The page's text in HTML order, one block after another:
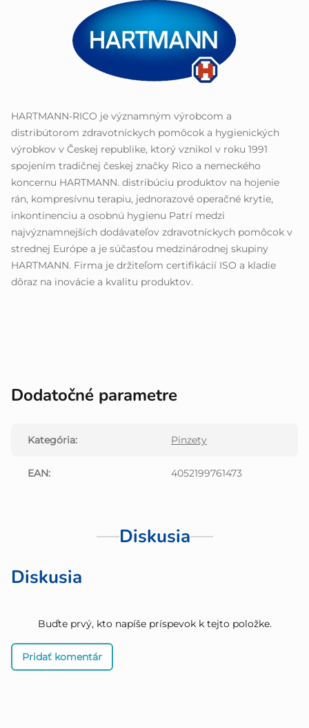
HARTMANN-RICO je významným výrobcom a
distribútorom zdravotníckych pomôcok a hygienických
výrobkov v Českej republike, ktorý vznikol v roku 1991
spojením tradičnej českej značky Rico a nemeckého
koncernu HARTMANN. distribúciu produktov na hojenie
rán, kompresívnu terapiu, jednorazové operačné krytie,
inkontinenciu a osobnú hygienu Patrí medzi
najvýznamnejších dodávateľov zdravotníckych pomôcok v
strednej Európe a je súčasťou medzinárodnej skupiny
HARTMANN. Firma je držiteľom certifikácií ISO a kladie
dôraz na inovácie a kvalitu produktov.
Dodatočné parametre
Kategória: Pinzety
EAN: 4052199761473
Diskusia
Diskusia
Buďte prvý, kto napíše príspevok k tejto položke.
Pridať komentár